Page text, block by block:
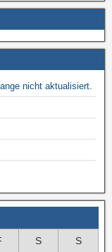
nicht aktualisiert.
S S